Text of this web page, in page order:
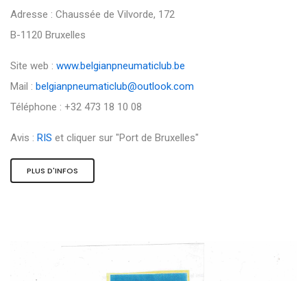
Adresse : Chaussée de Vilvorde, 172
B-1120 Bruxelles
Site web : www.belgianpneumaticlub.be
Mail : belgianpneumaticlub@outlook.com
Téléphone : +32 473 18 10 08
Avis : RIS et cliquer sur "Port de Bruxelles"
PLUS D'INFOS